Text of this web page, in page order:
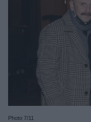
Photo 7/11